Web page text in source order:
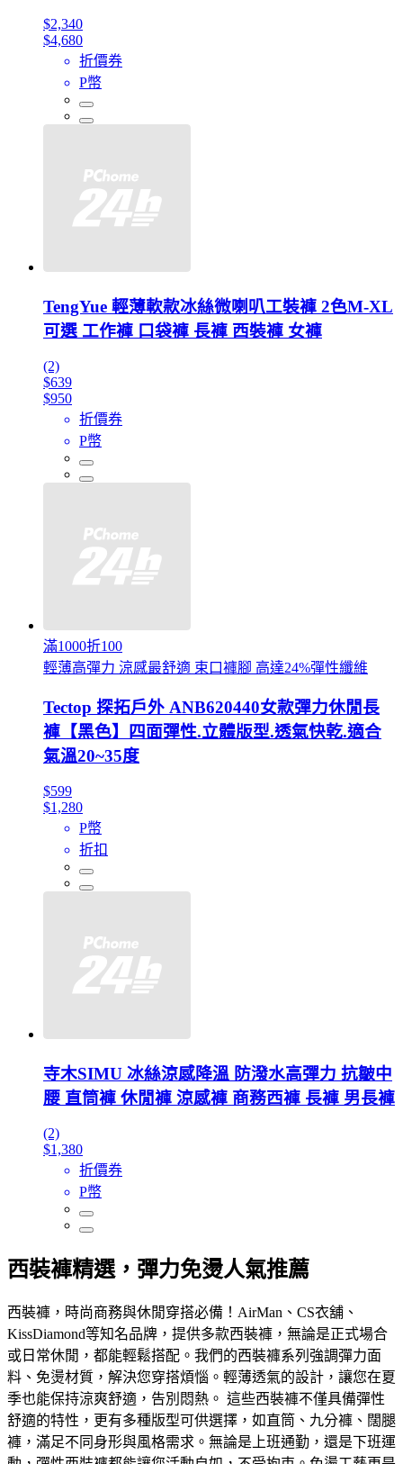
$2,340
$4,680
折價券
P幣
TengYue 輕薄軟款冰絲微喇叭工裝褲 2色M-XL
可選 工作褲 口袋褲 長褲 西裝褲 女褲
(2)
$639
$950
折價券
P幣
滿1000折100
輕薄高彈力 涼感最舒適 束口褲腳 高達24%彈性纖維
Tectop 探拓戶外 ANB620440女款彈力休閒長
褲【黑色】四面彈性.立體版型.透氣快乾.適合
氣溫20~35度
$599
$1,280
P幣
折扣
寺木SIMU 冰絲涼感降溫 防潑水高彈力 抗皺中
腰 直筒褲 休閒褲 涼感褲 商務西褲 長褲 男長褲
(2)
$1,380
折價券
P幣
西裝褲精選，彈力免燙人氣推薦
西裝褲，時尚商務與休閒穿搭必備！AirMan、CS衣舖、
KissDiamond等知名品牌，提供多款西裝褲，無論是正式場合
或日常休閒，都能輕鬆搭配。我們的西裝褲系列強調彈力面
料、免燙材質，解決您穿搭煩惱。輕薄透氣的設計，讓您在夏
季也能保持涼爽舒適，告別悶熱。 這些西裝褲不僅具備彈性
舒適的特性，更有多種版型可供選擇，如直筒、九分褲、闊腿
褲，滿足不同身形與風格需求。無論是上班通勤，還是下班運